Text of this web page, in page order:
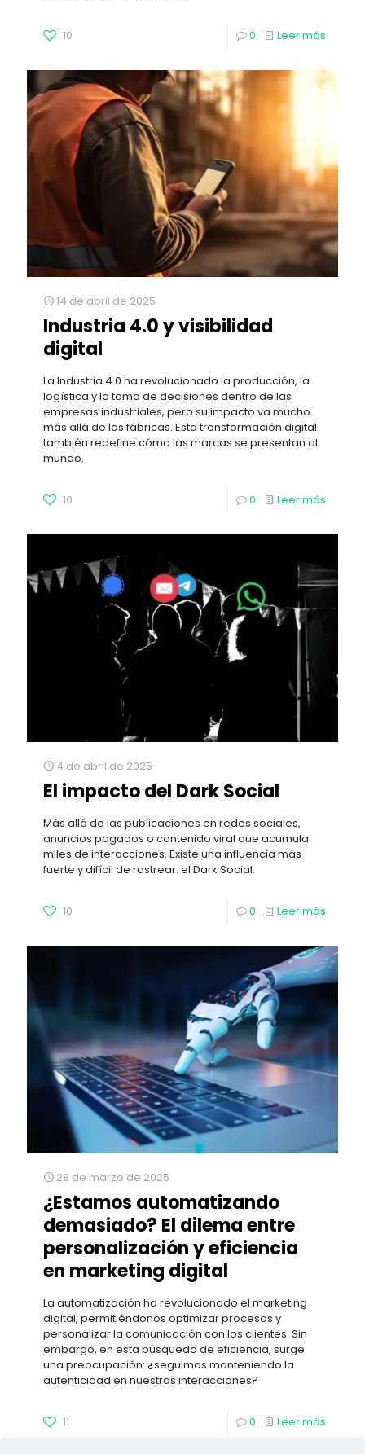
10 0 Leer más
14 de abril de 2025
Industria 4.0 y visibilidad
digital
La Industria 4.0 ha revolucionado la producción, la
logística y la toma de decisiones dentro de las
empresas industriales, pero su impacto va mucho
más allá de las fábricas. Esta transformación digital
también redefine cómo las marcas se presentan al
mundo.
10 0 Leer más
4 de abril de 2025
El impacto del Dark Social
Más allá de las publicaciones en redes sociales,
anuncios pagados o contenido viral que acumula
miles de interacciones. Existe una influencia más
fuerte y difícil de rastrear: el Dark Social.
10 0 Leer más
28 de marzo de 2025
¿Estamos automatizando
demasiado? El dilema entre
personalización y eficiencia
en marketing digital
La automatización ha revolucionado el marketing
digital, permitiéndonos optimizar procesos y
personalizar la comunicación con los clientes. Sin
embargo, en esta búsqueda de eficiencia, surge
una preocupación: ¿seguimos manteniendo la
autenticidad en nuestras interacciones?
11 0 Leer más